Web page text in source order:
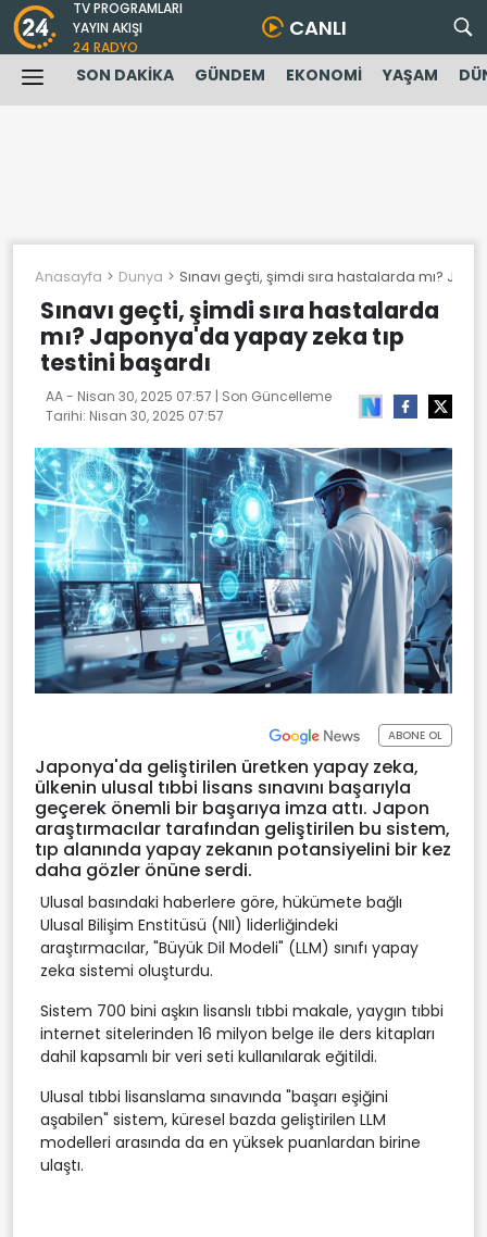
TV PROGRAMLARI
YAYIN AKIŞI
24 RADYO
CANLI
SON DAKİKA GÜNDEM EKONOMİ YAŞAM
Anasayfa Dunya Sınavı geçti, şimdi sıra hastalarda mı?
Sınavı geçti, şimdi sıra hastalarda
mı? Japonya'da yapay zeka tıp
testini başardı
AA - Nisan 30, 2025 07:57 | Son Güncelleme
Tarihi: Nisan 30, 2025 07:57
ABONE OL
Japonya'da geliştirilen üretken yapay zeka,
ülkenin ulusal tıbbi lisans sınavını başarıyla
geçerek önemli bir başarıya imza attı. Japon
araştırmacılar tarafından geliştirilen bu sistem,
tıp alanında yapay zekanın potansiyelini bir kez
daha gözler önüne serdi.
Ulusal basındaki haberlere göre, hükümete bağlı
Ulusal Bilişim Enstitüsü (NII) liderliğindeki
araştırmacılar, "Büyük Dil Modeli" (LLM) sınıfı yapay
zeka sistemi oluşturdu.
Sistem 700 bini aşkın lisanslı tıbbi makale, yaygın tıbbi
internet sitelerinden 16 milyon belge ile ders kitapları
dahil kapsamlı bir veri seti kullanılarak eğitildi.
Ulusal tıbbi lisanslama sınavında "başarı eşiğini
aşabilen" sistem, küresel bazda geliştirilen LLM
modelleri arasında da en yüksek puanlardan birine
ulaştı.